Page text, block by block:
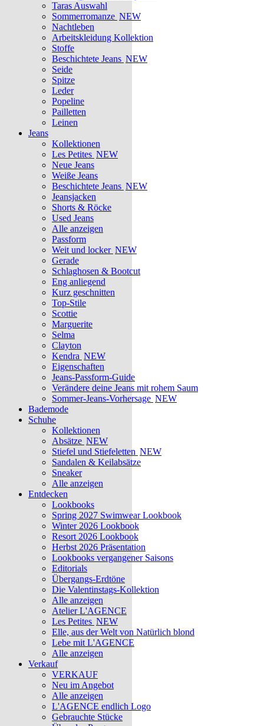
Taras Auswahl
Sommerromanze NEW
Nachtleben
Arbeitskleidung Kollektion
Stoffe
Beschichtete Jeans NEW
Seide
Spitze
Leder
Popeline
Pailletten
Leinen
Jeans
Kollektionen
Les Petites NEW
Neue Jeans
Weiße Jeans
Beschichtete Jeans NEW
Jeansjacken
Shorts & Röcke
Used Jeans
Alle anzeigen
Passform
Weit und locker NEW
Gerade
Schlaghosen & Bootcut
Eng anliegend
Kurz geschnitten
Top-Stile
Scottie
Marguerite
Selma
Clayton
Kendra NEW
Eigenschaften
Jeans-Passform-Guide
Verändere deine Jeans mit rohem Saum
Sommer-Jeans-Vorhersage NEW
Bademode
Schuhe
Kollektionen
Absätze NEW
Stiefel und Stiefeletten NEW
Sandalen & Keilabsätze
Sneaker
Alle anzeigen
Entdecken
Lookbooks
Spring 2027 Swimwear Lookbook
Winter 2026 Lookbook
Resort 2026 Lookbook
Herbst 2026 Präsentation
Lookbooks vergangener Saisons
Editorials
Übergangs-Erdtöne
Die Valentinstags-Kollektion
Alle anzeigen
Atelier L'AGENCE
Les Petites NEW
Elle, aus der Welt von Natürlich blond
Lebe mit L'AGENCE
Alle anzeigen
Verkauf
VERKAUF
Neu im Angebot
Alle anzeigen
L'AGENCE endlich Logo
Gebrauchte Stücke